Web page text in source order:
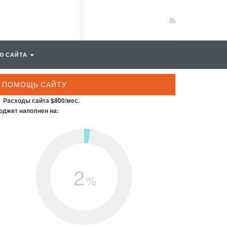
САЙТА
ПОМОЩЬ САЙТУ
Расходы сайта $800/мес.
наполнен на:
2%